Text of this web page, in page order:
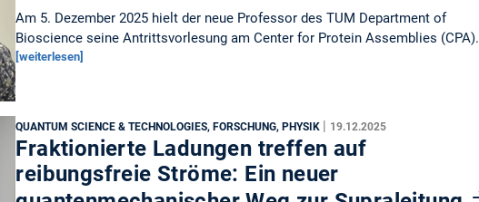
Am 5. Dezember 2025 hielt der neue Professor des TUM Department of
Bioscience seine Antrittsvorlesung am Center for Protein Assemblies (CPA).
[weiterlesen]
QUANTUM SCIENCE & TECHNOLOGIES, FORSCHUNG, PHYSIK | 19.12.2025
Fraktionierte Ladungen treffen auf
reibungsfreie Ströme: Ein neuer